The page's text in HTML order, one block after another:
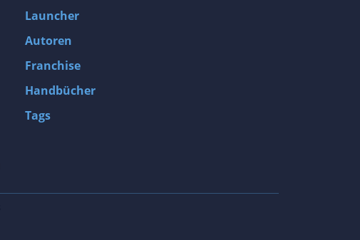
Launcher
Autoren
Franchise
Handbücher
Tags